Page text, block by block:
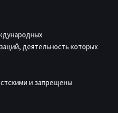
деятельность которых
и запрещены